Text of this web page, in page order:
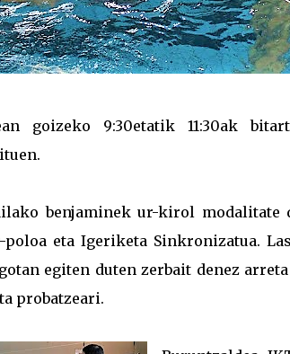
goizeko 9:30etatik 11:30ak
benjaminek ur-kirol modalitate
eta Igeriketa Sinkronizatua.
egiten duten zerbait denez
probatzeari.